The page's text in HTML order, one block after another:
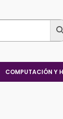
COMPUTACIÓN Y